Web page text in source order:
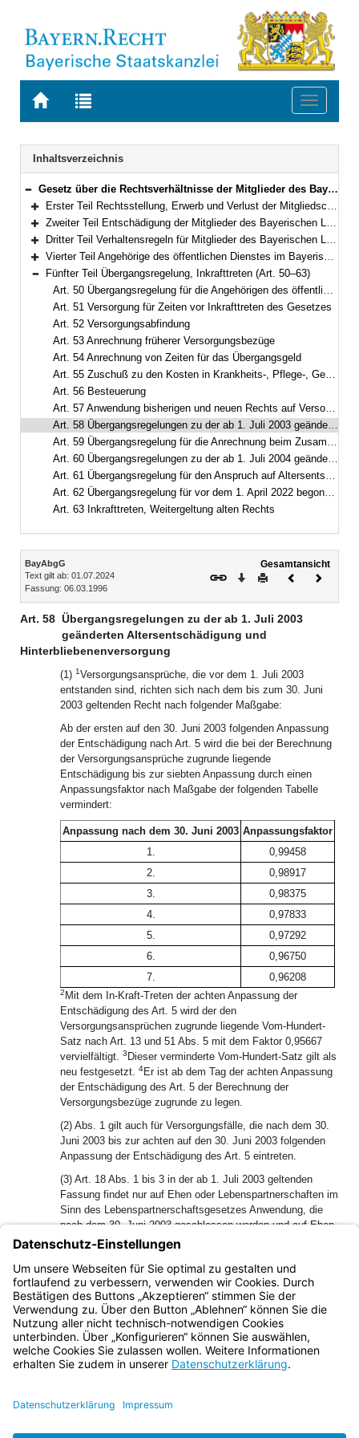
Zur
BAYERN.RECHT
Zur
letzten
Suche
Toggle
Navigation
Inhaltsverzeichnis
Bereich reduzieren
Gesetz über die Rechtsverhältnisse der Mitglieder des Bayerischen Landtags (Bayerisches Abgeordnetengesetz – BayAbgG) in der Fassung der Bekanntmachung vom 6. März 1996 (GVBl. S. 82) BayRS 1100-1-I (Art. 1–63)
Bereich erweitern
Erster Teil Rechtsstellung, Erwerb und Verlust der Mitgliedschaft, Ordnungsmaßnahmen (Art. 1–4a)
Bereich erweitern
Zweiter Teil Entschädigung der Mitglieder des Bayerischen Landtags und Versorgung (Art. 5–27a)
Bereich erweitern
Dritter Teil Verhaltensregeln für Mitglieder des Bayerischen Landtags (Art. 28–40)
Bereich erweitern
Vierter Teil Angehörige des öffentlichen Dienstes im Bayerischen Landtag (Art. 41–49)
Bereich reduzieren
Fünfter Teil Übergangsregelung, Inkrafttreten (Art. 50–63)
Art. 50 Übergangsregelung für die Angehörigen des öffentlichen Dienstes
Art. 51 Versorgung für Zeiten vor Inkrafttreten des Gesetzes
Art. 52 Versorgungsabfindung
Art. 53 Anrechnung früherer Versorgungsbezüge
Art. 54 Anrechnung von Zeiten für das Übergangsgeld
Art. 55 Zuschuß zu den Kosten in Krankheits-, Pflege-, Geburts- und Todesfällen und Unterstützungen für ehemalige Mitglieder des Bayerischen Landtags
Art. 56 Besteuerung
Art. 57 Anwendung bisherigen und neuen Rechts auf Versorgungsansprüche und Versorgungsanwartschaften, die vor dem 1. November 1990 entstanden sind
Art. 58 Übergangsregelungen zu der ab 1. Juli 2003 geänderten Altersentschädigung und Hinterbliebenenversorgung
Art. 59 Übergangsregelung für die Anrechnung beim Zusammentreffen mehrerer Bezüge aus öffentlichen Kassen
Art. 60 Übergangsregelungen zu der ab 1. Juli 2004 geänderten Altersentschädigung und Hinterbliebenenversorgung
Art. 61 Übergangsregelung für den Anspruch auf Altersentschädigung und für die Anrechnung beim Zusammentreffen mehrerer Versorgungsbezüge
Art. 62 Übergangsregelung für vor dem 1. April 2022 begonnene Tätigkeiten, Evaluation
Art. 63 Inkrafttreten, Weitergeltung alten Rechts
Inhalt
BayAbgG
Text gilt ab: 01.07.2024
Fassung: 06.03.1996
Gesamtansicht
Download
DruckenVorheriges
Art. 58 Übergangsregelungen zu der ab 1. Juli 2003
geänderten Altersentschädigung und
Hinterbliebenenversorgung
(1) 1Versorgungsansprüche, die vor dem 1. Juli 2003
entstanden sind, richten sich nach dem bis zum 30. Juni
2003 geltenden Recht nach folgender Maßgabe:
Ab der ersten auf den 30. Juni 2003 folgenden Anpassung
der Entschädigung nach Art. 5 wird die bei der Berechnung
der Versorgungsansprüche zugrunde liegende
Entschädigung bis zur siebten Anpassung durch einen
Anpassungsfaktor nach Maßgabe der folgenden Tabelle
vermindert:
Anpassung nach dem 30. Juni 2003 Anpassungsfaktor
1.
0,99458
2.
0,98917
3.
0,98375
4.
0,97833
5.
0,97292
6.
0,96750
7.
0,96208
2 Mit dem In-Kraft-Treten der achten Anpassung der
Entschädigung des Art. 5 wird der den
Versorgungsansprüchen zugrunde liegende Vom-Hundert-
Satz nach Art. 13 und 51 Abs. 5 mit dem Faktor 0,95667
vervielfältigt. 3 Dieser verminderte Vom-Hundert-Satz gilt als
neu festgesetzt. 4Er ist ab dem Tag der achten Anpassung
der Entschädigung des Art. 5 der Berechnung der
Versorgungsbezüge zugrunde zu legen.
(2) Abs. 1 gilt auch für Versorgungsfälle, die nach dem 30.
Juni 2003 bis zur achten auf den 30. Juni 2003 folgenden
Anpassung der Entschädigung des Art. 5 eintreten.
(3) Art. 18 Abs. 1 bis 3 in der ab 1. Juli 2003 geltenden
Fassung findet nur auf Ehen oder Lebenspartnerschaften im
Sinn des Lebenspartnerschaftsgesetzes Anwendung, die
nach dem 30. Juni 2003 geschlossen werden und auf Ehen
oder Lebenspartnerschaften im Sinn des
Lebenspartnerschaftsgesetzes, die zwar vor dem 1. Juli
2003 geschlossen wurden, bei denen aber kein Ehegatte
oder Lebenspartner vor dem 1. Juli 1963 geboren ist.
Bayern.de
BayernPortal
Impressum